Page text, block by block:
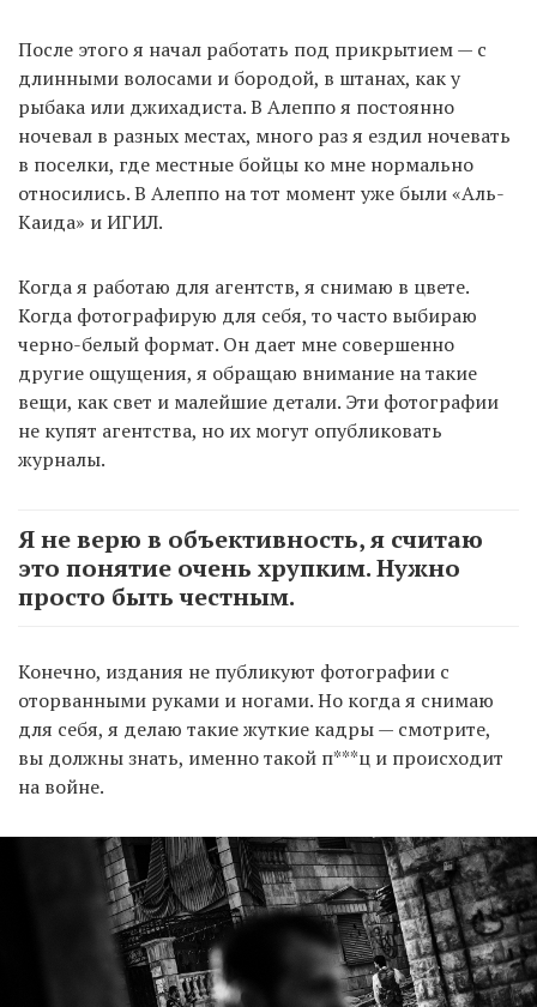
После этого я начал работать под прикрытием — с
длинными волосами и бородой, в штанах, как у
рыбака или джихадиста. В Алеппо я постоянно
ночевал в разных местах, много раз я ездил ночевать
в поселки, где местные бойцы ко мне нормально
относились. В Алеппо на тот момент уже были «Аль-
Каида» и ИГИЛ.
Когда я работаю для агентств, я снимаю в цвете.
Когда фотографирую для себя, то часто выбираю
черно-белый формат. Он дает мне совершенно
другие ощущения, я обращаю внимание на такие
вещи, как свет и малейшие детали. Эти фотографии
не купят агентства, но их могут опубликовать
журналы.
Я не верю в объективность, я считаю
это понятие очень хрупким. Нужно
просто быть честным.
Конечно, издания не публикуют фотографии с
оторванными руками и ногами. Но когда я снимаю
для себя, я делаю такие жуткие кадры — смотрите,
вы должны знать, именно такой п***ц и происходит
на войне.